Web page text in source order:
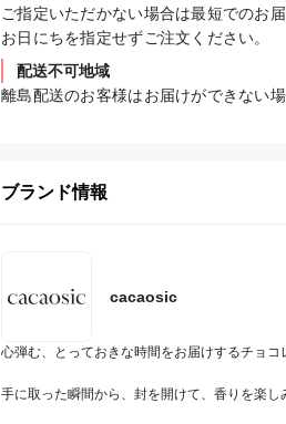
ご指定いただかない場合は最短でのお
お日にちを指定せずご注文ください。
配送不可地域
離島配送のお客様はお届けができない場
ブランド情報
cacaosic
心弾む、とっておきな時間をお届けするチョ
手に取った瞬間から、封を開けて、香りを楽し